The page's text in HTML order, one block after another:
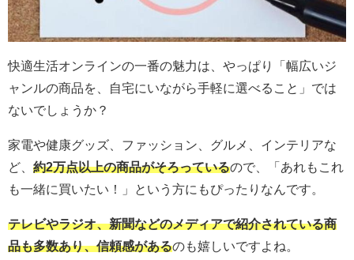
快適生活オンラインの一番の魅力は、やっぱり「幅広いジ
ャンルの商品を、自宅にいながら手軽に選べること」では
ないでしょうか？
家電や健康グッズ、ファッション、グルメ、インテリアな
ど、 約2万点以上の商品がそろっているので、「あれもこれ
も一緒に買いたい！」という方にもぴったりなんです。
テレビやラジオ、新聞などのメディアで紹介されている商
品も多数あり、信頼感があるのも嬉しいですよね。